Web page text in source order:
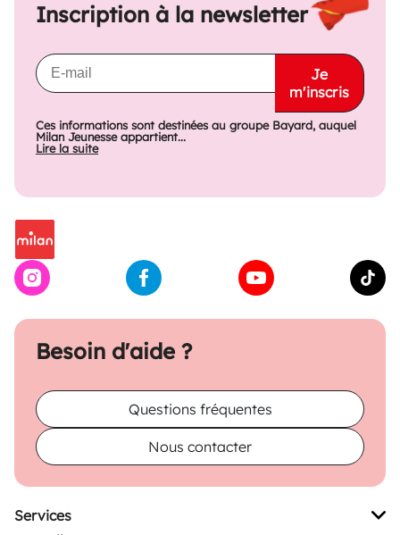
Besoin d'aide ?
Questions fréquentes
Nous contacter
Inscription à la newsletter
Je
m'inscris
Ces informations sont destinées au groupe Bayard, auquel
Milan Jeunesse appartient...
Lire la suite
Services